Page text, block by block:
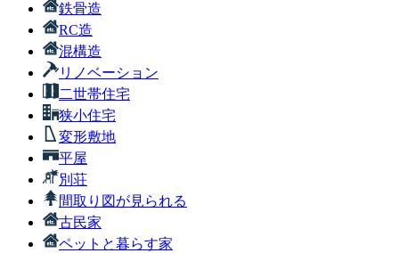
鉄骨造
RC造
混構造
リノベーション
二世帯住宅
狭小住宅
変形敷地
平屋
別荘
間取り図が見られる
古民家
ペットと暮らす家